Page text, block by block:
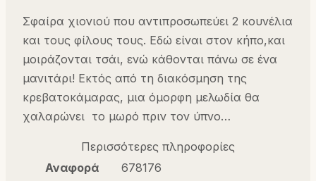
Σφαίρα χιονιού που αντιπροσωπεύει 2 κουνέλια
και τους φίλους τους. Εδώ είναι στον κήπο,και
μοιράζονται τσάι, ενώ κάθονται πάνω σε ένα
μανιτάρι! Εκτός από τη διακόσμηση της
κρεβατοκάμαρας, μια όμορφη μελωδία θα
χαλαρώνει το μωρό πριν τον ύπνο…
Περισσότερες πληροφορίες
Αναφορά
678176